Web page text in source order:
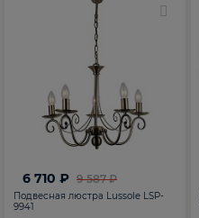
9 587 ₽
6 710 ₽
Подвесная люстра Lussole LSP-
9941